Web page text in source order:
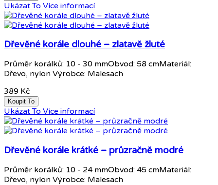
Ukázat To Více informací
Dřevěné korále dlouhé – zlatavě žluté
Průměr korálků: 10 - 30 mmObvod: 58 cmMateriál:
Dřevo, nylon Výrobce: Malesach
389 Kč
Koupit To
Ukázat To Více informací
Dřevěné korále krátké – průzračně modré
Průměr korálků: 10 - 24 mmObvod: 45 cmMateriál:
Dřevo, nylon Výrobce: Malesach